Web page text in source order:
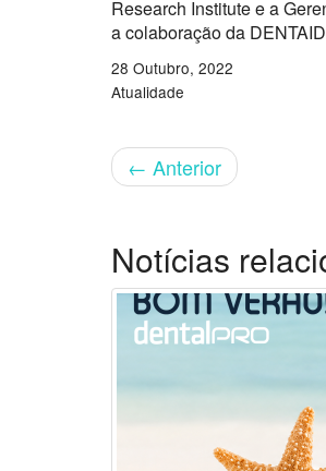
Research Institute e a
a colaboração da
28 Outubro, 2022
Atualidade
← Anterior
Notícias